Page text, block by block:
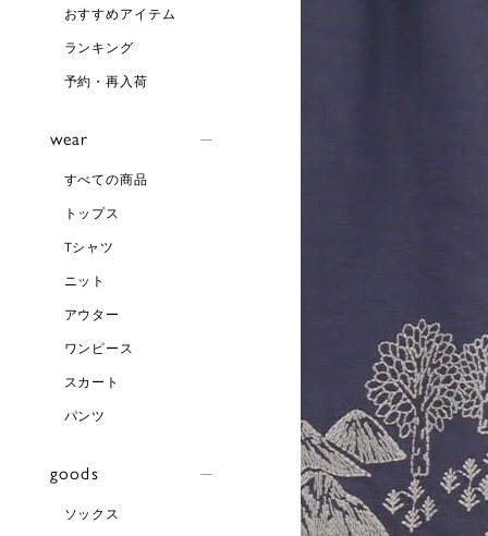
おすすめアイテム
ランキング
予約・再入荷
wear
すべての商品
トップス
Tシャツ
ニット
アウター
ワンピース
スカート
パンツ
goods
ソックス